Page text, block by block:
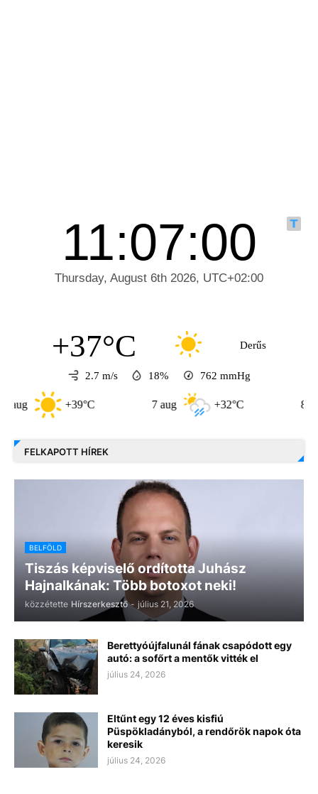
+37°C Derűs
2.7 m/s 18% 762 mmHg
+39°C +32°C
FELKAPOTT HÍREK
BELFÖLD
Tiszás képviselő ordította Juhász
Hajnalkának: Több botoxot neki!
közzétette Hírszerkesztő - július 21, 2026
Berettyóújfalunál fának csapódott egy
autó: a sofőrt a mentők vitték el
július 24, 2026
Eltűnt egy 12 éves kisfiú
Püspökladányból, a rendőrök napok óta
keresik
július 24, 2026